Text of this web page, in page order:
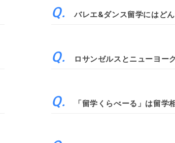
バレエ&ダンス留学にはど
ロサンゼルスとニューヨー
「留学くらべーる」は留学